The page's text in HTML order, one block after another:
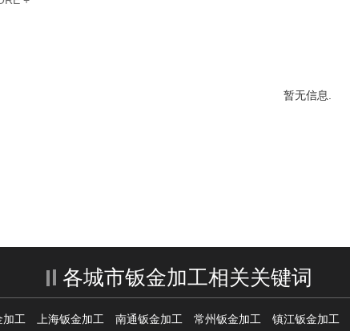
暂无信息.
各城市钣金加工相关关键词
加工 上海钣金加工 南通钣金加工 常州钣金加工 镇江钣金加工